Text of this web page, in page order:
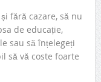
fără cazare, să nu
de educație,
sau să înțelegeți
să vă coste foarte